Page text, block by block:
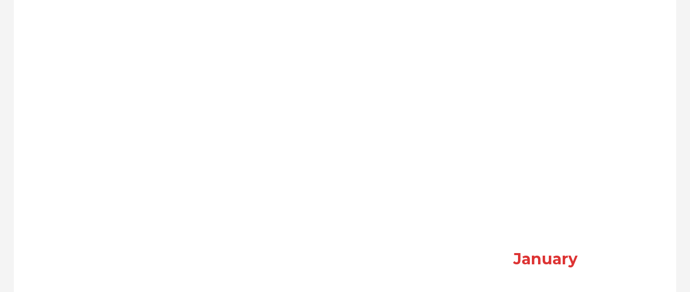
January